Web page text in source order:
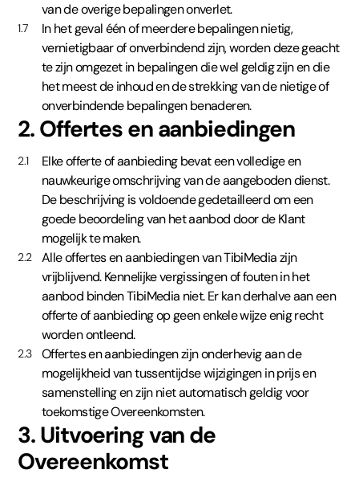
van de overige bepalingen onverlet.
1.7
In het geval één of meerdere bepalingen nietig,
vernietigbaar of onverbindend zijn, worden deze geacht
te zijn omgezet in bepalingen die wel geldig zijn en die
het meest de inhoud en de strekking van de nietige of
onverbindende bepalingen benaderen.
2. Offertes en aanbiedingen
2.1
Elke offerte of aanbieding bevat een volledige en
nauwkeurige omschrijving van de aangeboden dienst.
De beschrijving is voldoende gedetailleerd om een
goede beoordeling van het aanbod door de Klant
mogelijk te maken.
2.2
Alle offertes en aanbiedingen van TibiMedia zijn
vrijblijvend. Kennelijke vergissingen of fouten in het
aanbod binden TibiMedia niet. Er kan derhalve aan een
offerte of aanbieding op geen enkele wijze enig recht
worden ontleend.
2.3
Offertes en aanbiedingen zijn onderhevig aan de
mogelijkheid van tussentijdse wijzigingen in prijs en
samenstelling en zijn niet automatisch geldig voor
toekomstige Overeenkomsten.
3. Uitvoering van de
Overeenkomst